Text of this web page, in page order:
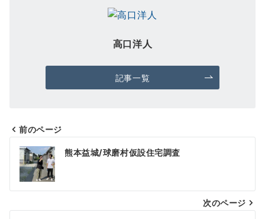
高口洋人
記事一覧
投
稿
ナ
ビ
前のページ
熊本益城/球磨村仮設住宅調査
次のページ